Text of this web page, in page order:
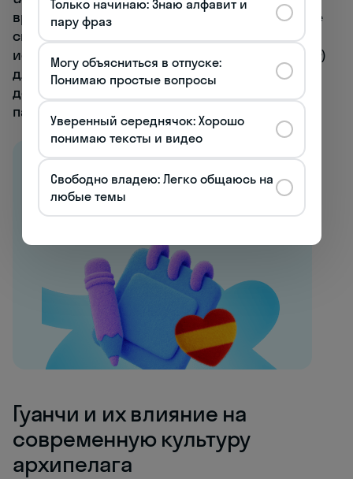
времен гуанчей и превратилась в популярное
спортивное состязание. Участники
используют длинный деревянный шест (
lanza )
для преодоления сложного горного рельефа,
демонстрируя навыки, некогда необходимые
пастухам для выпаса коз на крутых склонах.
Все курсы испанского
Начните говорить
с первого урока →
Гуанчи и их влияние на
современную культуру
архипелага
Только начинаю: Знаю алфавит и
пару фраз
Могу объясниться в отпуске:
Понимаю простые вопросы
Уверенный середнячок: Хорошо
понимаю тексты и видео
Свободно владею: Легко общаюсь на
любые темы